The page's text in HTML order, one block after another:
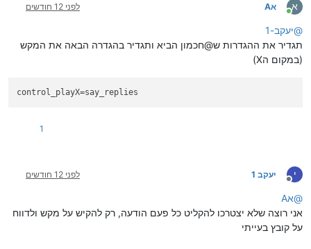
א
מחובר
אA לפני 12 חודשים
@יעקב-1
תגדיר את ההגדרות ש@חכמון הביא ותגדיר בהגדרה הבאה את המקש
(במקום הX)
control_playX=say_replies
1
י
מנותק
יעקב 1 לפני 12 חודשים
@אA
אני רוצה שלא יצטרכו להקליט כל פעם הודעה, רק להקיש על מקש ולדווח
על קובץ בעייתי